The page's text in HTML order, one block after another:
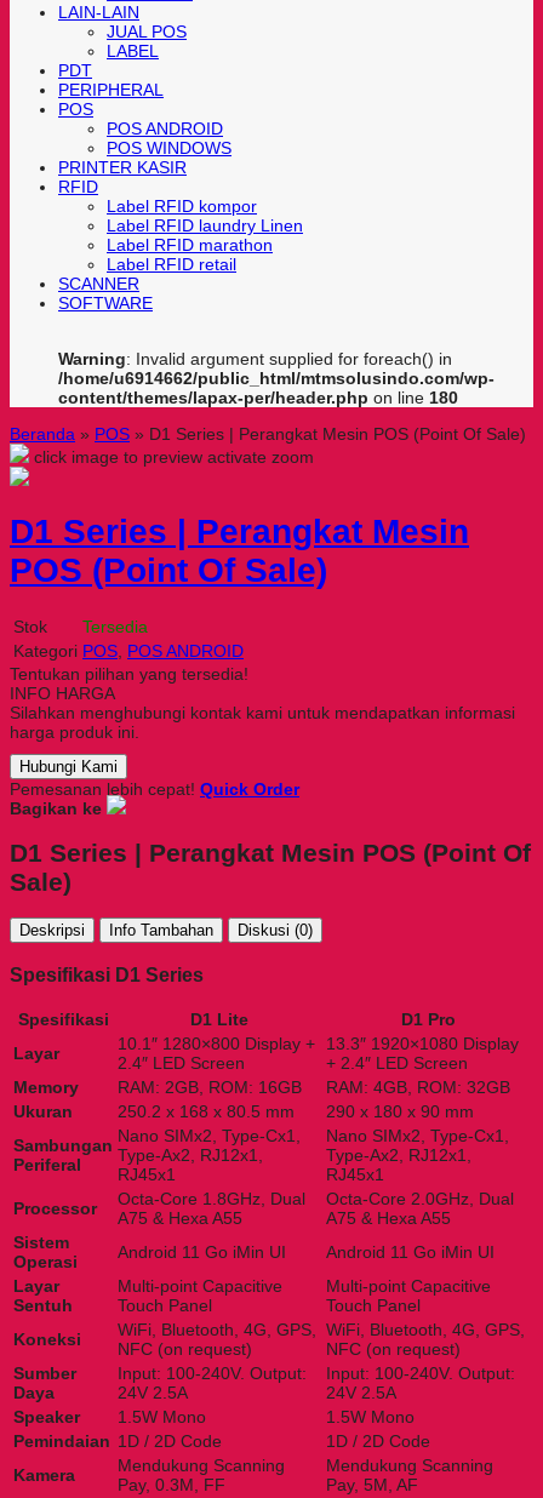
LAIN-LAIN
JUAL POS
LABEL
PDT
PERIPHERAL
POS
POS ANDROID
POS WINDOWS
PRINTER KASIR
RFID
Label RFID kompor
Label RFID laundry Linen
Label RFID marathon
Label RFID retail
SCANNER
SOFTWARE
Warning: Invalid argument supplied for foreach() in
/home/u6914662/public_html/mtmsolusindo.com/wp-
content/themes/lapax-per/header.php on line 180
Beranda » POS » D1 Series | Perangkat Mesin POS (Point Of Sale)
click image to preview activate zoom
D1 Series | Perangkat Mesin
POS (Point Of Sale)
Stok
Tersedia
Kategori POS POS ANDROID
Tentukan pilihan yang tersedia!
INFO HARGA
Silahkan menghubungi kontak kami untuk mendapatkan informasi
harga produk ini.
Hubungi Kami
Pemesanan lebih cepat! Quick Order
Bagikan ke
D1 Series | Perangkat Mesin POS (Point Of
Sale)
Deskripsi Info Tambahan Diskusi (0)
Spesifikasi D1 Series
Spesifikasi D1 Lite
D1 Pro
Layar
10.1″ 1280×800 Display +
2.4″ LED Screen
13.3″ 1920×1080 Display
+ 2.4″ LED Screen
Memory
RAM: 2GB, ROM: 16GB
RAM: 4GB, ROM: 32GB
Ukuran
250.2 x 168 x 80.5 mm
290 x 180 x 90 mm
Sambungan
Periferal
Nano SIMx2, Type-Cx1,
Type-Ax2, RJ12x1,
RJ45x1
Nano SIMx2, Type-Cx1,
Type-Ax2, RJ12x1,
RJ45x1
Processor
Octa-Core 1.8GHz, Dual
A75 & Hexa A55
Octa-Core 2.0GHz, Dual
A75 & Hexa A55
Sistem
Operasi
Android 11 Go iMin UI
Android 11 Go iMin UI
Layar
Sentuh
Multi-point Capacitive
Touch Panel
Multi-point Capacitive
Touch Panel
Koneksi
WiFi, Bluetooth, 4G, GPS,
NFC (on request)
WiFi, Bluetooth, 4G, GPS,
NFC (on request)
Sumber
Daya
Input: 100-240V. Output:
24V 2.5A
Input: 100-240V. Output:
24V 2.5A
Speaker
1.5W Mono
1.5W Mono
Pemindaian 1D / 2D Code
1D / 2D Code
Kamera
Mendukung Scanning
Pay, 0.3M, FF
Mendukung Scanning
Pay, 5M, AF